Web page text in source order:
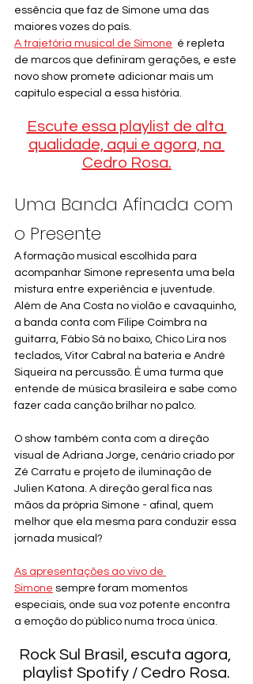
essência que faz de Simone uma das
maiores vozes do país.
A trajetória musical de Simone é repleta
de marcos que definiram gerações, e este
novo show promete adicionar mais um
capítulo especial a essa história.
Escute essa playlist de alta
qualidade, aqui e agora, na
Cedro Rosa.
Uma Banda Afinada com
o Presente
A formação musical escolhida para
acompanhar Simone representa uma bela
mistura entre experiência e juventude.
Além de Ana Costa no violão e cavaquinho,
a banda conta com Filipe Coimbra na
guitarra, Fábio Sá no baixo, Chico Lira nos
teclados, Vitor Cabral na bateria e André
Siqueira na percussão. É uma turma que
entende de música brasileira e sabe como
fazer cada canção brilhar no palco.
O show também conta com a direção
visual de Adriana Jorge, cenário criado por
Zé Carratu e projeto de iluminação de
Julien Katona. A direção geral fica nas
mãos da própria Simone - afinal, quem
melhor que ela mesma para conduzir essa
jornada musical?
As apresentações ao vivo de
Simone sempre foram momentos
especiais, onde sua voz potente encontra
a emoção do público numa troca única.
Rock Sul Brasil, escuta agora,
playlist Spotify / Cedro Rosa.